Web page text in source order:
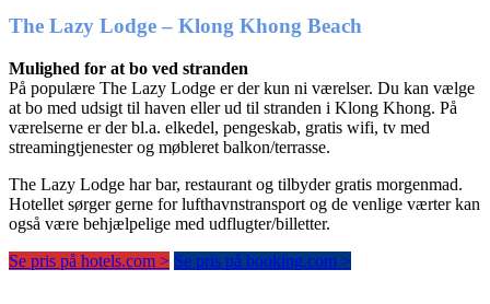
The Lazy Lodge – Klong Khong Beach
Mulighed for at bo ved stranden
På populære The Lazy Lodge er der kun ni værelser. Du kan vælge
at bo med udsigt til haven eller ud til stranden i Klong Khong. På
værelserne er der bl.a. elkedel, pengeskab, gratis wifi, tv med
streamingtjenester og møbleret balkon/terrasse.
The Lazy Lodge har bar, restaurant og tilbyder gratis morgenmad.
Hotellet sørger gerne for lufthavnstransport og de venlige værter kan
også være behjælpelige med udflugter/billetter.
Se pris på hotels.com > Se pris på booking.com >